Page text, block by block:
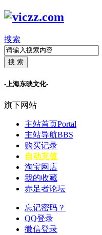
搜索
搜 索
-上海东映文化-
旗下网站
主站首页Portal
主站导航BBS
购买记录
自动充值
淘宝网店
我的收藏
赤足者论坛
忘记密码？
QQ登录
微信登录